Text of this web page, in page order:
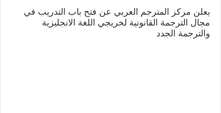
يعلن مركز المترجم العربي عن فتح باب التدريب في
مجال الترجمة القانونية لخريجي اللغة الانجليزية
والترجمة الجدد